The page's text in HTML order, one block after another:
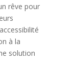
rêve pour
à la
solution